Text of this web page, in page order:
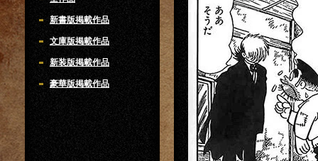
新書版掲載作品
文庫版掲載作品
新装版掲載作品
豪華版掲載作品